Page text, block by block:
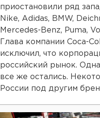
приостановили ряд
Nike, Adidas, BMW,
Mercedes-Benz, Puma,
Глава компании Coca-
исключил, что
российский рынок.
все же остались.
России под другим